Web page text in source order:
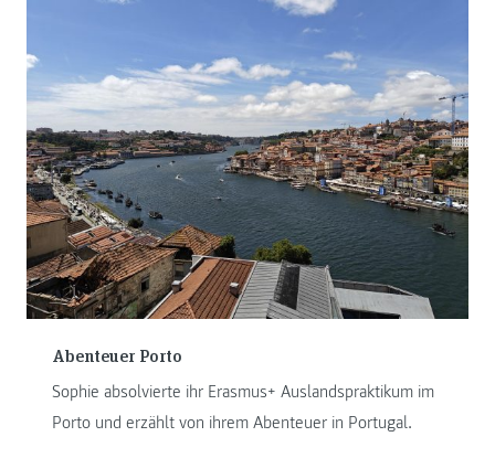
Abenteuer Porto
Sophie absolvierte ihr Erasmus+ Auslandspraktikum im
Porto und erzählt von ihrem Abenteuer in Portugal.